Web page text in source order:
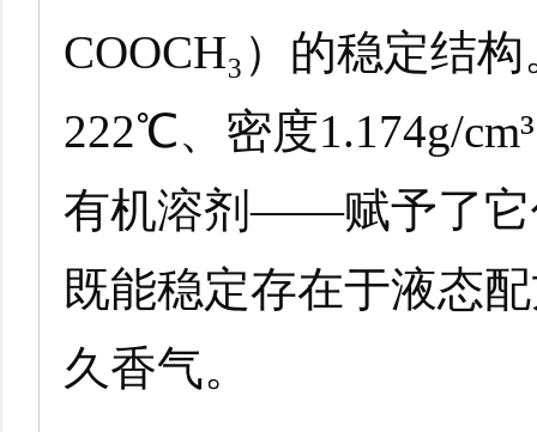
COOCH₃）的稳定结
222℃、密度1.174g/
有机溶剂——赋予了它
既能稳定存在于液态
久香气。